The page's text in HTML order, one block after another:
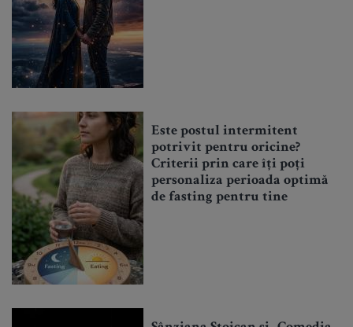
Este postul intermitent
potrivit pentru oricine?
Criterii prin care îți poți
personaliza perioada optimă
de fasting pentru tine